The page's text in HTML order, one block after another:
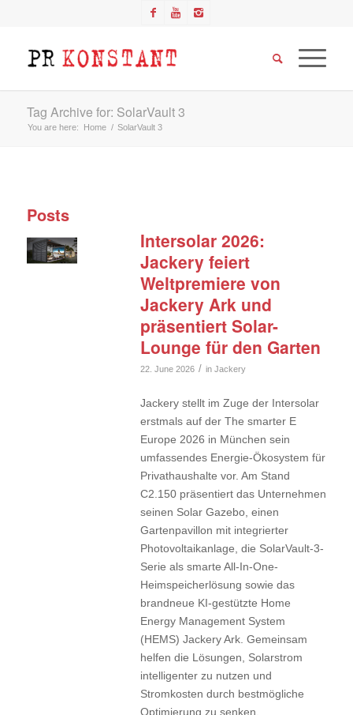
Tag Archive for: SolarVault 3
You are here: Home / SolarVault 3
Posts
Intersolar 2026:
Jackery feiert
Weltpremiere von
Jackery Ark und
präsentiert Solar-
Lounge für den Garten
22. June 2026 / in Jackery
Jackery stellt im Zuge der Intersolar
erstmals auf der The smarter E
Europe 2026 in München sein
umfassendes Energie-Ökosystem für
Privathaushalte vor. Am Stand
C2.150 präsentiert das Unternehmen
seinen Solar Gazebo, einen
Gartenpavillon mit integrierter
Photovoltaikanlage, die SolarVault-3-
Serie als smarte All-In-One-
Heimspeicherlösung sowie das
brandneue KI-gestützte Home
Energy Management System
(HEMS) Jackery Ark. Gemeinsam
helfen die Lösungen, Solarstrom
intelligenter zu nutzen und
Stromkosten durch bestmögliche
Optimierung zu senken.